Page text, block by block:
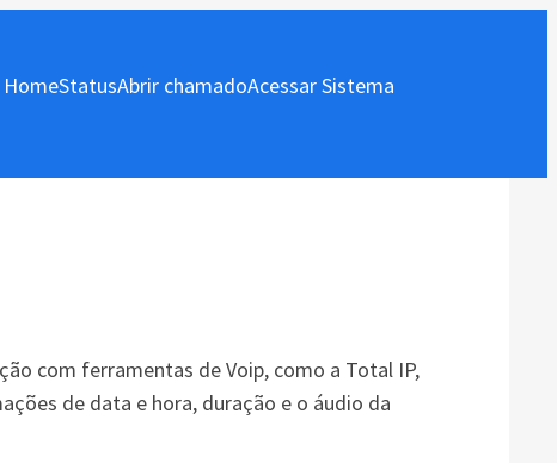
HomeStatusAbrir chamadoAcessar Sistema
com ferramentas de Voip, como a Total IP,
de data e hora, duração e o áudio da